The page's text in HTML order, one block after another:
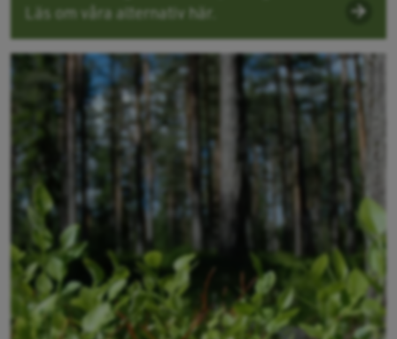
Läs om våra alternativ här.